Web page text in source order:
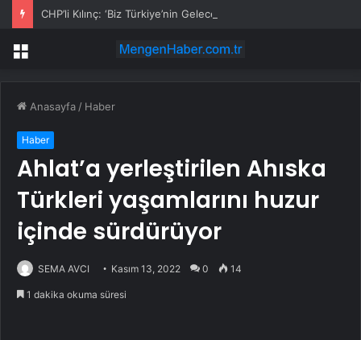
CHP’li Kılınç: ‘Biz Türkiye’nin Geleceğinin Güvencesiyiz’
Menü
Anasayfa / Haber
Haber
Ahlat’a yerleştirilen Ahıska
Türkleri yaşamlarını huzur
içinde sürdürüyor
SEMA AVCI Kasım 13, 2022 0 14
1 dakika okuma süresi